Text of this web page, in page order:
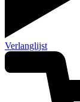
Verlanglijst